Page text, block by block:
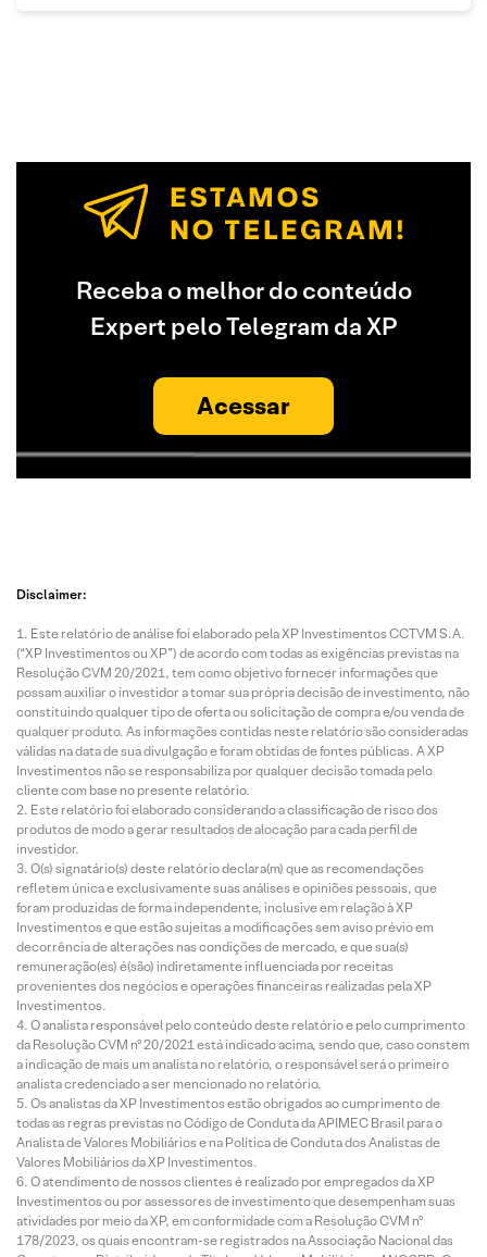
Receba o melhor do conteúdo
Expert pelo Telegram da XP
Acessar
Disclaimer:
Este relatório de análise foi elaborado pela XP Investimentos CCTVM S.A.
(“XP Investimentos ou XP”) de acordo com todas as exigências previstas na
Resolução CVM 20/2021, tem como objetivo fornecer informações que
possam auxiliar o investidor a tomar sua própria decisão de investimento, não
constituindo qualquer tipo de oferta ou solicitação de compra e/ou venda de
qualquer produto. As informações contidas neste relatório são consideradas
válidas na data de sua divulgação e foram obtidas de fontes públicas. A XP
Investimentos não se responsabiliza por qualquer decisão tomada pelo
cliente com base no presente relatório.
Este relatório foi elaborado considerando a classificação de risco dos
produtos de modo a gerar resultados de alocação para cada perfil de
investidor.
O(s) signatário(s) deste relatório declara(m) que as recomendações
refletem única e exclusivamente suas análises e opiniões pessoais, que
foram produzidas de forma independente, inclusive em relação à XP
Investimentos e que estão sujeitas a modificações sem aviso prévio em
decorrência de alterações nas condições de mercado, e que sua(s)
remuneração(es) é(são) indiretamente influenciada por receitas
provenientes dos negócios e operações financeiras realizadas pela XP
Investimentos.
O analista responsável pelo conteúdo deste relatório e pelo cumprimento
da Resolução CVM nº 20/2021 está indicado acima, sendo que, caso constem
a indicação de mais um analista no relatório, o responsável será o primeiro
analista credenciado a ser mencionado no relatório.
Os analistas da XP Investimentos estão obrigados ao cumprimento de
todas as regras previstas no Código de Conduta da APIMEC Brasil para o
Analista de Valores Mobiliários e na Política de Conduta dos Analistas de
Valores Mobiliários da XP Investimentos.
O atendimento de nossos clientes é realizado por empregados da XP
Investimentos ou por assessores de investimento que desempenham suas
atividades por meio da XP, em conformidade com a Resolução CVM nº
178/2023, os quais encontram-se registrados na Associação Nacional das